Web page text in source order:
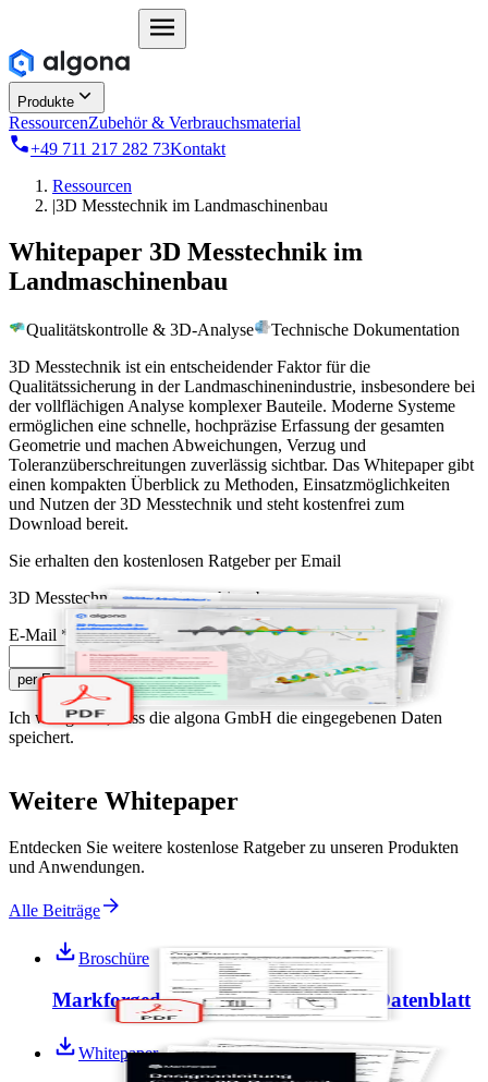
Produkte
RessourcenZubehör & Verbrauchsmaterial
+49 711 217 282 73Kontakt
Ressourcen
|3D Messtechnik im Landmaschinenbau
Whitepaper 3D Messtechnik im
Landmaschinenbau
Qualitätskontrolle & 3D-Analyse
Technische Dokumentation
3D Messtechnik ist ein entscheidender Faktor für die
Qualitätssicherung in der Landmaschinenindustrie, insbesondere bei
der vollflächigen Analyse komplexer Bauteile. Moderne Systeme
ermöglichen eine schnelle, hochpräzise Erfassung der gesamten
Geometrie und machen Abweichungen, Verzug und
Toleranzüberschreitungen zuverlässig sichtbar. Das Whitepaper gibt
einen kompakten Überblick zu Methoden, Einsatzmöglichkeiten
und Nutzen der 3D Messtechnik und steht kostenfrei zum
Download bereit.
Sie erhalten den kostenlosen Ratgeber per Email
3D Messtechnik im Landmaschinenbau
E-Mail *
per Email senden
Ich willige ein, dass die algona GmbH die eingegebenen Daten
speichert.
Weitere Whitepaper
Entdecken Sie weitere kostenlose Ratgeber zu unseren Produkten
und Anwendungen.
Alle Beiträge
Broschüre
Markforged Onyx Pro: Technisches Datenblatt
Whitepaper